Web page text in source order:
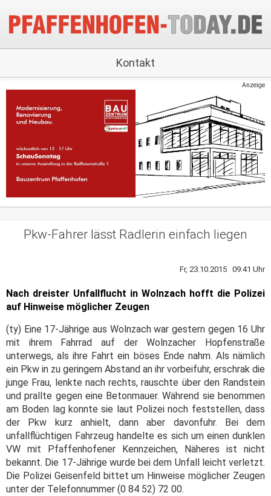
Kontakt
Anzeige
Pkw-Fahrer lässt Radlerin einfach liegen
Fr, 23.10.2015 09:41 Uhr
Nach dreister Unfallflucht in Wolnzach hofft die Polizei
auf Hinweise möglicher Zeugen
(ty) Eine 17-Jährige aus Wolnzach war gestern gegen 16 Uhr
mit ihrem Fahrrad auf der Wolnzacher Hopfenstraße
unterwegs, als ihre Fahrt ein böses Ende nahm. Als nämlich
ein Pkw in zu geringem Abstand an ihr vorbeifuhr, erschrak die
junge Frau, lenkte nach rechts, rauschte über den Randstein
und prallte gegen eine Betonmauer. Während sie benommen
am Boden lag konnte sie laut Polizei noch feststellen, dass
der Pkw kurz anhielt, dann aber davonfuhr. Bei dem
unfallflüchtigen Fahrzeug handelte es sich um einen dunklen
VW mit Pfaffenhofener Kennzeichen, Näheres ist nicht
bekannt. Die 17-Jährige wurde bei dem Unfall leicht verletzt.
Die Polizei Geisenfeld bittet um Hinweise möglicher Zeugen
unter der Telefonnummer (0 84 52) 72 00.